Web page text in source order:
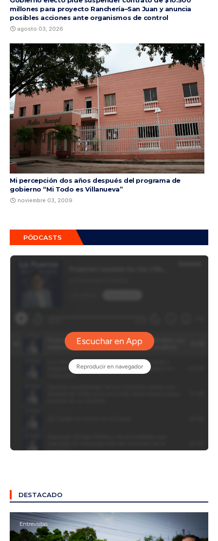
millones para proyecto Ranchería–San Juan y anuncia
posibles acciones ante organismos de control
agosto 03, 2026
Mi percepción dos años después del programa de
gobierno “Mi Todo es Villanueva”
noviembre 03, 2009
PÓDCASTS
DESTACADO
Entrevistas